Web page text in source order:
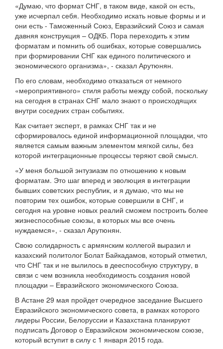
«Думаю, что формат СНГ, в таком виде, какой он есть,
уже исчерпал себя. Необходимо искать новые формы и и
они есть - Таможенный Союз, Евразийский Союз и самая
давняя конструкция – ОДКБ. Пора переходить к этим
форматам и помнить об ошибках, которые совершались
при формировании СНГ как единого политического и
экономического организма», - сказал Арутюнян.
По его словам, необходимо отказаться от немного
«мероприятивного» стиля работы между собой, поскольку
на сегодня в странах СНГ мало знают о происходящих
внутри соседних стран событиях.
Как считает эксперт, в рамках СНГ так и не
сформировалось единой информационной площадки, что
является самым важным элементом мягкой силы, без
которой интеграционные процессы теряют свой смысл.
«У меня большой энтузиазм по отношению к новым
форматам. Это шаг вперед и эволюция в интеграции
бывших советских республик, и я думаю, что мы не
повторим тех ошибок, которые совершили в СНГ, и
сегодня на уровне новых реалий сможем построить более
жизнеспособные союзы, в которых мы все очень
нуждаемся», - сказал Арутюнян.
Свою солидарность с армянским коллегой выразил и
казахский политолог Болат Байкадамов, который отметил,
что СНГ так и не вылилось в дееспособную структуру, в
связи с чем возникла необходимость создания новой
площадки – Евразийского экономического Союза.
В Астане 29 мая пройдет очередное заседание Высшего
Евразийского экономического совета, в рамках которого
лидеры России, Белоруссии и Казахстана планируют
подписать Договор о Евразийском экономическом союзе,
который вступит в силу с 1 января 2015 года.